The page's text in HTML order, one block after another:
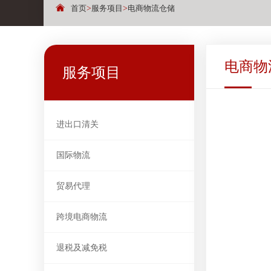
首页>服务项目 >电商物流仓储
服务项目
进出口清关
国际物流
贸易代理
跨境电商物流
退税及减免税
电商